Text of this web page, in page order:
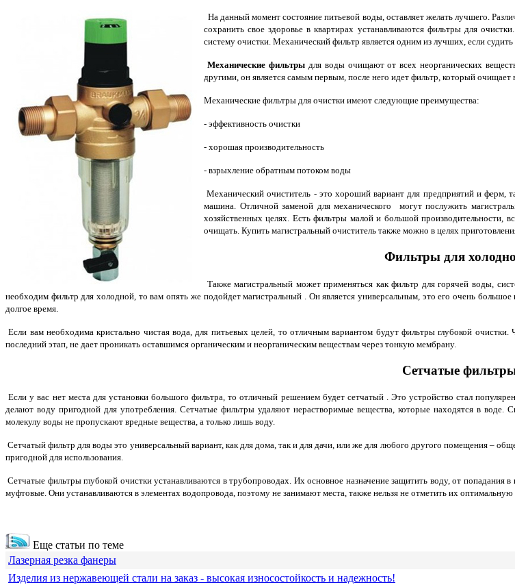
На данный момент состояние питьевой воды, оставляет желать лучшего.
сохранить свое здоровье в квартирах устанавливаются фильтры для
систему очистки. Механический фильтр является одним из лучших, если
Механические фильтрыдля воды очищают от всех неорганических
другими, он является самым первым, после него идет фильтр, который очищает
Механические фильтры для очистки имеют следующие преимущества:
- эффективность очистки
- хорошая производительность
- взрыхление обратным потоком воды
Механический очиститель - это хороший вариант для предприятий и
машина. Отличной заменой для механического могут послужить
хозяйственных целях. Есть фильтры малой и большой производительности,
очищать. Купить магистральный очиститель также можно в целях
Фильтры для
Также магистральный может применяться как фильтр для горячей воды,
необходим фильтр для холодной, то вам опять же подойдет магистральный . Он является универсальным, это его очень
долгое время.
Если вам необходима кристально чистая вода, для питьевых целей, то отличным вариантом будут фильтры глубокой
последний этап, не дает проникать оставшимся органическим и неорганическим веществам через тонкую мембрану.
Сетчатые
Если у вас нет места для установки большого фильтра, то отличный решением будет сетчатый . Это устройство стал
делают воду пригодной для употребления. Сетчатые фильтры удаляют нерастворимые вещества, которые находятся в
молекулу воды не пропускают вредные вещества, а только лишь воду.
Сетчатый фильтр для воды это универсальный вариант, как для дома, так и для дачи, или же для любого другого помещения –
пригодной для использования.
Сетчатые фильтры глубокой очистки устанавливаются в трубопроводах. Их основное назначение защитить воду, от попадания
муфтовые. Они устанавливаются в элементах водопровода, поэтому не занимают места, также нельзя не отметить их
Еще статьи по теме
Лазерная резка фанеры
Изделия из нержавеющей стали на заказ - высокая износостойкость и надежность!